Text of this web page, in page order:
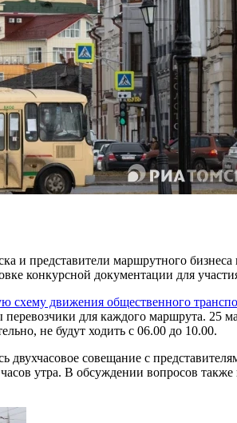
и представители маршрутного бизнеса
конкурсной документации для
схему движения общественного
перевозчики для каждого маршрута. 25
не будут ходить с 06.00 до 10.00.
двухчасовое совещание с
утра. В обсуждении вопросов